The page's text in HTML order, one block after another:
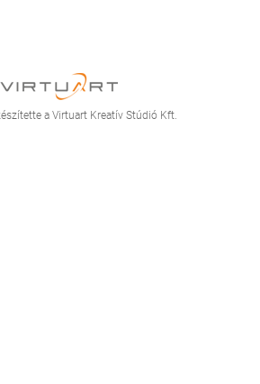
a Virtuart Kreatív Stúdió Kft.